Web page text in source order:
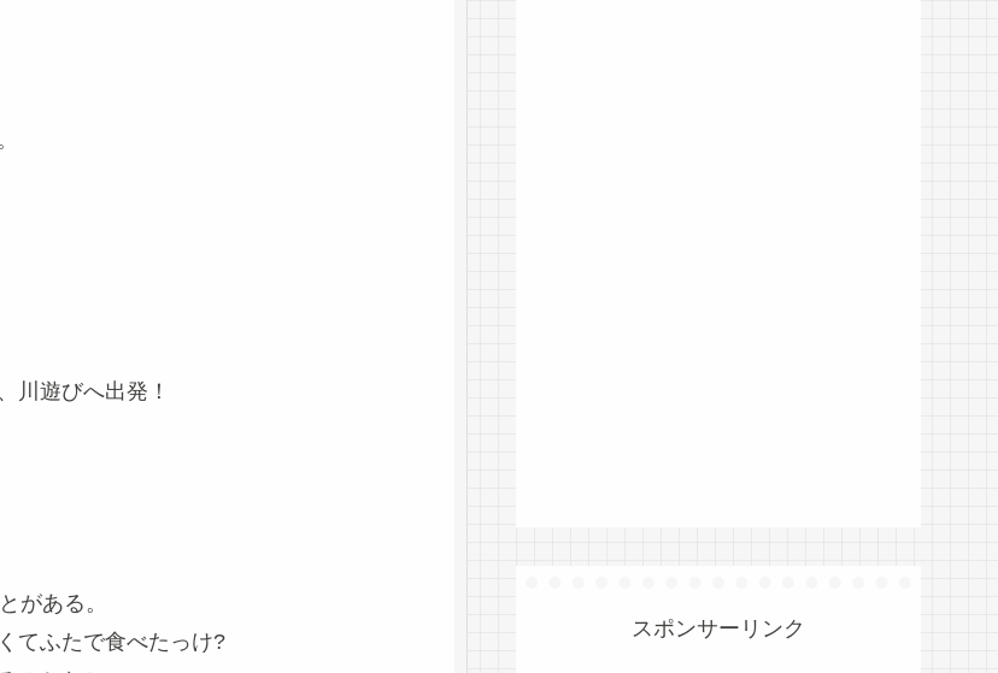
川遊びへ出発！
がある。
てふたで食べたっけ?
スポンサーリンク